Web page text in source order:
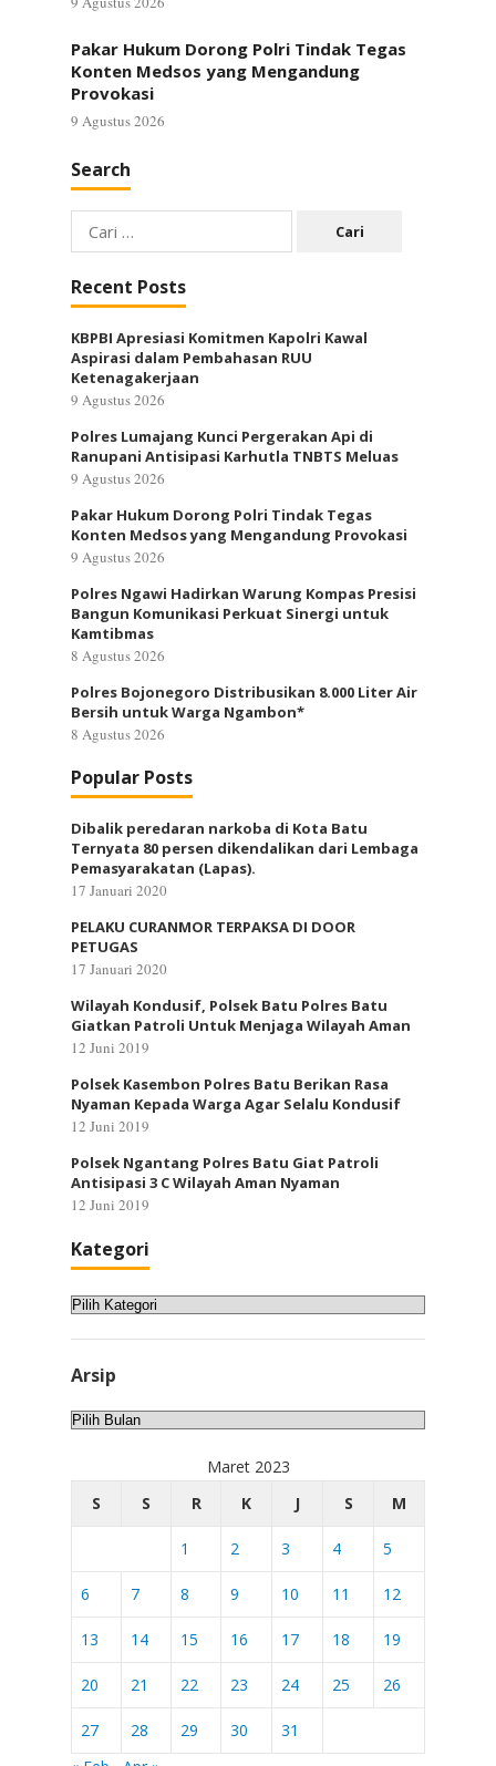
Pakar Hukum Dorong Polri Tindak Tegas
Konten Medsos yang Mengandung
Provokasi
9 Agustus 2026
Search
Cari
untuk:
Recent Posts
KBPBI Apresiasi Komitmen Kapolri Kawal
Aspirasi dalam Pembahasan RUU
Ketenagakerjaan
9 Agustus 2026
Polres Lumajang Kunci Pergerakan Api di
Ranupani Antisipasi Karhutla TNBTS Meluas
9 Agustus 2026
Pakar Hukum Dorong Polri Tindak Tegas
Konten Medsos yang Mengandung Provokasi
9 Agustus 2026
Polres Ngawi Hadirkan Warung Kompas Presisi
Bangun Komunikasi Perkuat Sinergi untuk
Kamtibmas
8 Agustus 2026
Polres Bojonegoro Distribusikan 8.000 Liter Air
Bersih untuk Warga Ngambon*
8 Agustus 2026
Popular Posts
Dibalik peredaran narkoba di Kota Batu
Ternyata 80 persen dikendalikan dari Lembaga
Pemasyarakatan (Lapas).
17 Januari 2020
PELAKU CURANMOR TERPAKSA DI DOOR
PETUGAS
17 Januari 2020
Wilayah Kondusif, Polsek Batu Polres Batu
Giatkan Patroli Untuk Menjaga Wilayah Aman
12 Juni 2019
Polsek Kasembon Polres Batu Berikan Rasa
Nyaman Kepada Warga Agar Selalu Kondusif
12 Juni 2019
Polsek Ngantang Polres Batu Giat Patroli
Antisipasi 3 C Wilayah Aman Nyaman
12 Juni 2019
Kategori
Kategori
Arsip
Arsip
Maret 2023
S
S R K J S M
1 2 3 4 5
6 7 8 9 10 11 12
13 14 15 16 17 18 19
20 21 22 23 24 25 26
27 28 29 30
31